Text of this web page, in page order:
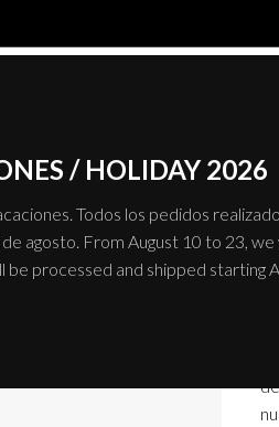
/ HOLIDAY 2026
Todos los pedidos
agosto. From August 10 to 23,
be processed and shipped starting